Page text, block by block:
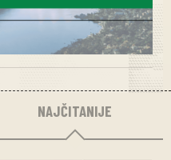
NAJČITANIJE